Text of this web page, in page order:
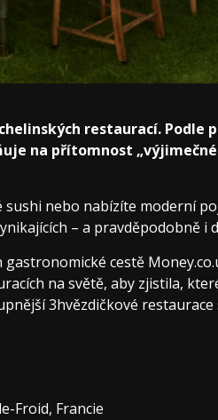
restaurací. Podle
na přítomnost
nebo nabízíte moderní
– a pravděpodobně i
gastronomické cestě
na světě, aby zjistila,
3hvězdičkové restaurace
Froid, Francie